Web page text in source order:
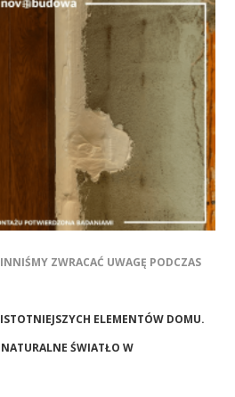
ZWRACAĆ UWAGĘ PODCZAS
ELEMENTÓW DOMU.
ŚWIATŁO W